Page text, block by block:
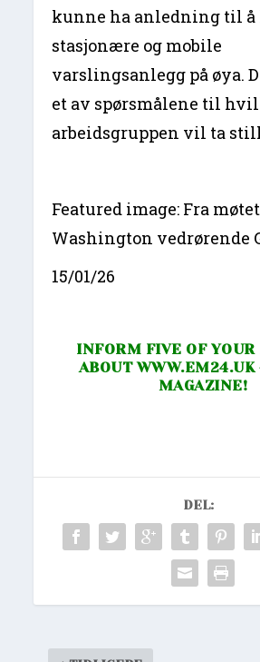
kunne ha anledning til å
stasjonære og mobile
varslingsanlegg på øya.
et av spørsmålene til
arbeidsgruppen vil ta
Featured image: Fra
Washington vedrørende
15/01/26
INFORM FIVE OF
ABOUTWWW.EM24.UK
MAGAZINE!
DEL: